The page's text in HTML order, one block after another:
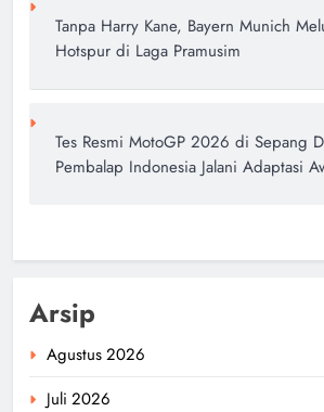
Tanpa Harry Kane, Bayern Munich
Hotspur di Laga Pramusim
Tes Resmi MotoGP 2026 di Sepang
Pembalap Indonesia Jalani Adaptasi
Arsip
Agustus 2026
Juli 2026